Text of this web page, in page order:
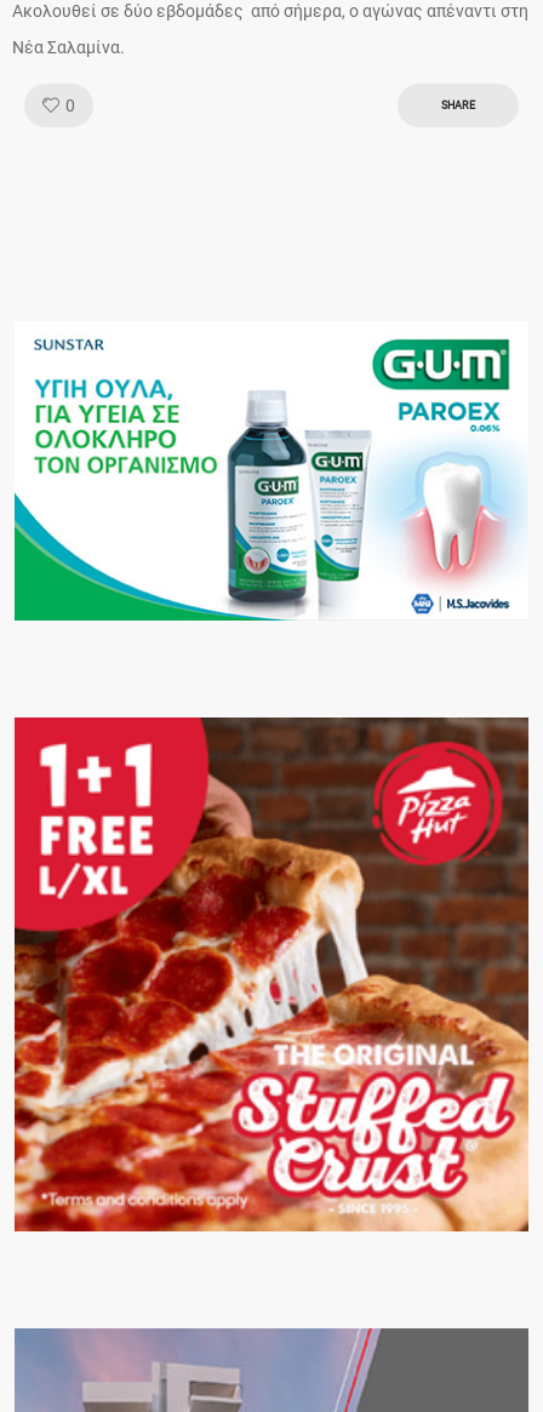
Ακολουθεί σε δύο εβδομάδες από σήμερα, ο αγώνας απέναντι στη
Νέα Σαλαμίνα.
0 SHARE